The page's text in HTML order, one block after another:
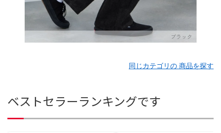
同じカテゴリの 商品を探す
ベストセラーランキングです